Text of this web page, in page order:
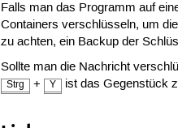
Falls man das Programm auf
Containers verschlüsseln, um
zu achten, ein Backup der
Sollte man die Nachricht
Strg + Y ist das Gegenstück